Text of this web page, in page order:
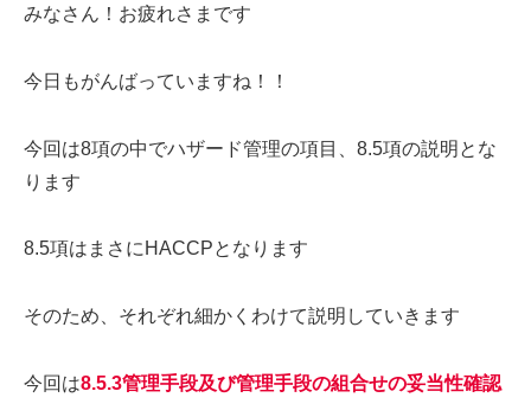
みなさん！お疲れさまです
今日もがんばっていますね！！
今回は8項の中でハザード管理の項目、8.5項の説明とな
ります
8.5項はまさにHACCPとなります
そのため、それぞれ細かくわけて説明していきます
今回は8.5.3管理手段及び管理手段の組合せの妥当性確認